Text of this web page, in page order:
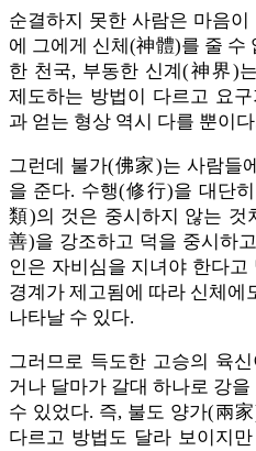
순결하지 못한 사람은 마음이
에 그에게 신체(神體)를 줄 수
한 천국, 부동한 신계(神界)
제도하는 방법이 다르고 요
과 얻는 형상 역시 다를 뿐이
그런데 불가(佛家)는 사람들
을 준다. 수행(修行)을 대단
類)의 것은 중시하지 않는 것
善)을 강조하고 덕을 중시하
인은 자비심을 지녀야 한다고
경계가 제고됨에 따라 신체에
나타날 수 있다.
그러므로 득도한 고승의 육
거나 달마가 갈대 하나로 강
수 있었다. 즉, 불도 양가(兩
다르고 방법도 달라 보이지